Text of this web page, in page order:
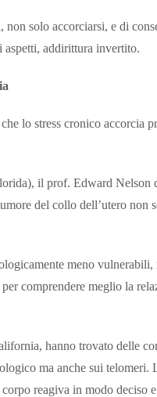
solo accorciarsi, e di
aspetti, addirittura invertito.
lo stress cronico accorcia
il prof. Edward Nelson
del collo dell’utero non
meno vulnerabili,
comprendere meglio la
hanno trovato delle
ma anche sui telomeri.
reagiva in modo deciso